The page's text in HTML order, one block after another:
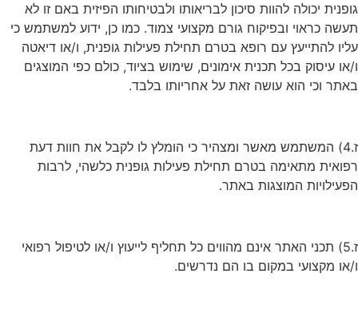
גופנית יכולה להוות סיכון לבריאותו ולבטיחותו הפיזית באם זו לא
תעשה כראוי ובפיקוח גורם מקצועי צמוד. כמו כן, ידוע למשתמש כי
עליו להתייעץ עם רופא בטרם תחילת פעילות גופנית, ו/או דיאטה
ו/או עיסוק בכל תכנית אימונים, שימוש בציוד, כולם כפי המוצגים
באתר וכי הוא עושה זאת על אחריותו בלבד.
ז.4) המשתמש מאשר ומצהיר כי הומלץ לו לקבל את חוות דעת
רפואית מתאימה בטרם תחילת פעילות גופנית כלשהי, לרבות
הפעילויות המוצגות באתר.
ז.5) תכני האתר אינם מהווים כל תחליף לייעוץ ו/או לטיפול רפואי
ו/או מקצועי במקום בו הם נדרשים.